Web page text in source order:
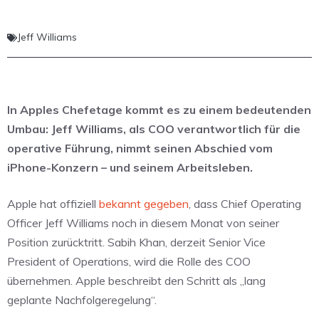
Jeff Williams
In Apples Chefetage kommt es zu einem bedeutenden
Umbau: Jeff Williams, als COO verantwortlich für die
operative Führung, nimmt seinen Abschied vom
iPhone-Konzern – und seinem Arbeitsleben.
Apple hat offiziell bekannt gegeben, dass Chief Operating
Officer Jeff Williams noch in diesem Monat von seiner
Position zurücktritt. Sabih Khan, derzeit Senior Vice
President of Operations, wird die Rolle des COO
übernehmen. Apple beschreibt den Schritt als „lang
geplante Nachfolgeregelung“.